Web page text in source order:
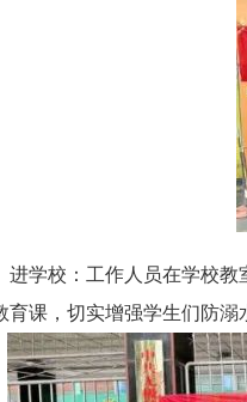
进学校：工作人员在学校
育课，切实增强学生们防溺